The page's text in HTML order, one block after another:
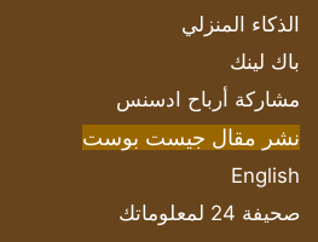
الذكاء المنزلي
باك لينك
مشاركة أرباح ادسنس
نشر مقال جيست بوست
English
صحيفة 24 لمعلوماتك